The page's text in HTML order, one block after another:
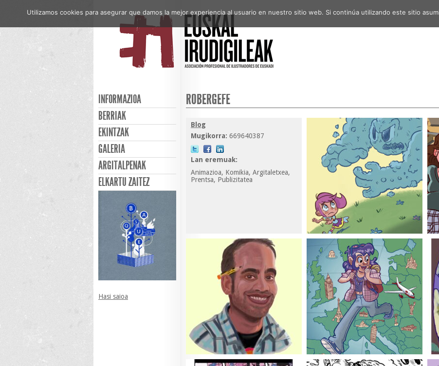
INFORMAZIOA
BERRIAK
EKINTZAK
GALERIA
ARGITALPENAK
ELKARTU ZAITEZ
Hasi saioa
ROBERGEFE
Blog
Mugikorra: 669640387
Lan eremuak:
Animazioa, Komikia, Argitaletxea,
Prentsa, Publizitatea
Utilizamos cookies para asegurar que damos la mejor experiencia al usuario en nuestro sitio web. Si continúa utilizando este sitio